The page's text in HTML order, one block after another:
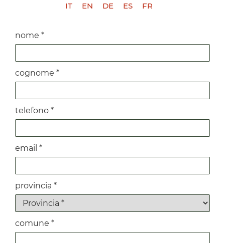
IT EN DE ES FR
nome *
cognome *
telefono *
email *
provincia *
comune *